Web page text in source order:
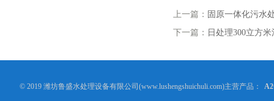
上一篇： 固原一体化污水
下一篇： 日处理300立方
© 2019 潍坊鲁盛水处理设备有限公司(www.lushengshuichuli.com)主营产品：